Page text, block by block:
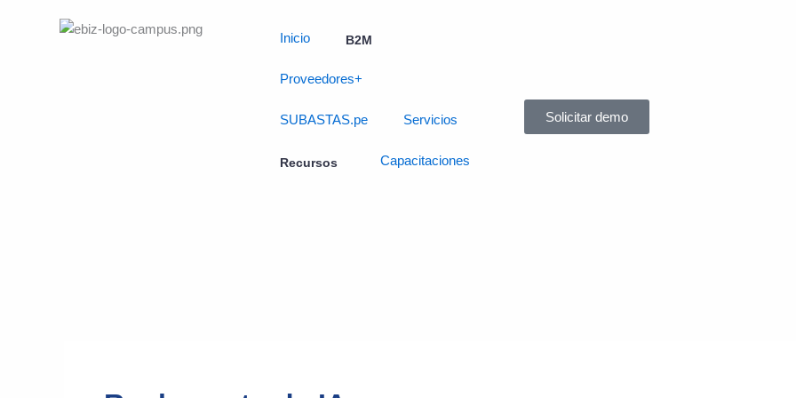
Inicio B2M
Proveedores+
SUBASTAS.pe Servicios
Recursos Capacitaciones
Solicitar demo